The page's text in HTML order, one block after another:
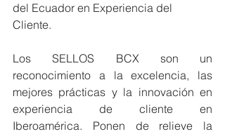
del Ecuador en Experiencia del
Cliente.
Los SELLOS BCX son un
reconocimiento a la excelencia, las
mejores prácticas y la innovación en
experiencia de cliente en
Iberoamérica. Ponen de relieve la